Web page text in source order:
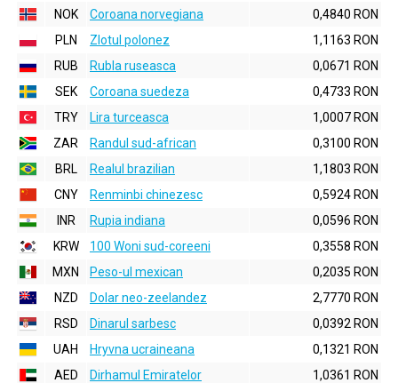
NOK
Coroana norvegiana
0,4840 RON
PLN
Zlotul polonez
1,1163 RON
RUB
Rubla ruseasca
0,0671 RON
SEK
Coroana suedeza
0,4733 RON
TRY
Lira turceasca
1,0007 RON
ZAR
Randul sud-african
0,3100 RON
BRL
Realul brazilian
1,1803 RON
CNY
Renminbi chinezesc
0,5924 RON
INR
Rupia indiana
0,0596 RON
KRW
100 Woni sud-coreeni
0,3558 RON
MXN
Peso-ul mexican
0,2035 RON
NZD
Dolar neo-zeelandez
2,7770 RON
RSD
Dinarul sarbesc
0,0392 RON
UAH
Hryvna ucraineana
0,1321 RON
AED
Dirhamul Emiratelor
1,0361 RON